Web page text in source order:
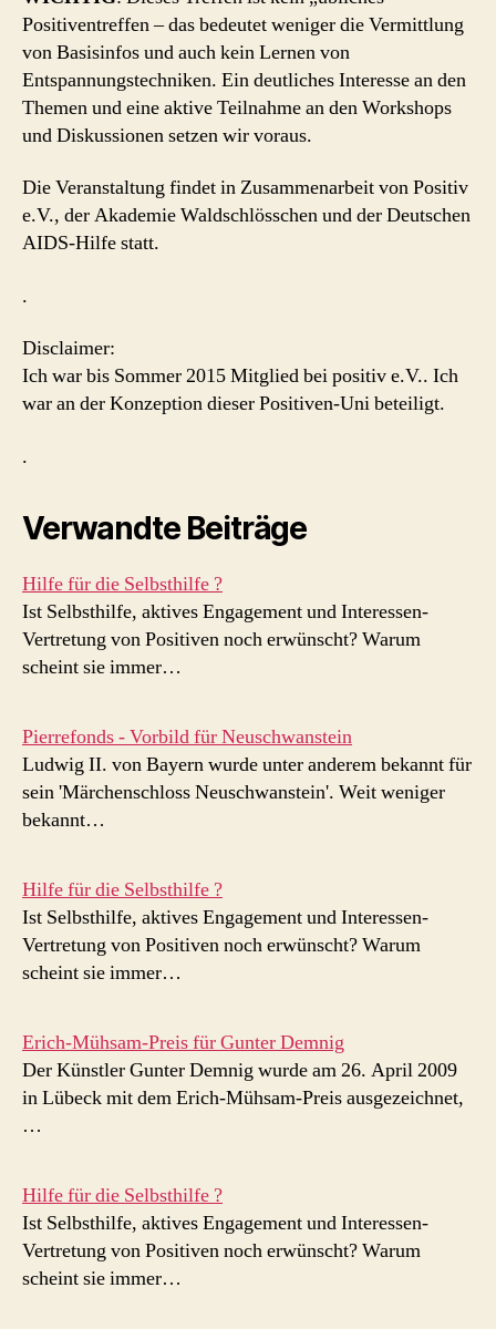
Positiventreffen – das bedeutet weniger die Vermittlung
von Basisinfos und auch kein Lernen von
Entspannungstechniken. Ein deutliches Interesse an den
Themen und eine aktive Teilnahme an den Workshops
und Diskussionen setzen wir voraus.
Die Veranstaltung findet in Zusammenarbeit von Positiv
e.V., der Akademie Waldschlösschen und der Deutschen
AIDS-Hilfe statt.
.
Disclaimer:
Ich war bis Sommer 2015 Mitglied bei positiv e.V.. Ich
war an der Konzeption dieser Positiven-Uni beteiligt.
.
Verwandte Beiträge
Hilfe für die Selbsthilfe ?
Ist Selbsthilfe, aktives Engagement und Interessen-
Vertretung von Positiven noch erwünscht? Warum
scheint sie immer…
Pierrefonds - Vorbild für Neuschwanstein
Ludwig II. von Bayern wurde unter anderem bekannt für
sein 'Märchenschloss Neuschwanstein'. Weit weniger
bekannt…
Hilfe für die Selbsthilfe ?
Ist Selbsthilfe, aktives Engagement und Interessen-
Vertretung von Positiven noch erwünscht? Warum
scheint sie immer…
Erich-Mühsam-Preis für Gunter Demnig
Der Künstler Gunter Demnig wurde am 26. April 2009
in Lübeck mit dem Erich-Mühsam-Preis ausgezeichnet,
…
Hilfe für die Selbsthilfe ?
Ist Selbsthilfe, aktives Engagement und Interessen-
Vertretung von Positiven noch erwünscht? Warum
scheint sie immer…